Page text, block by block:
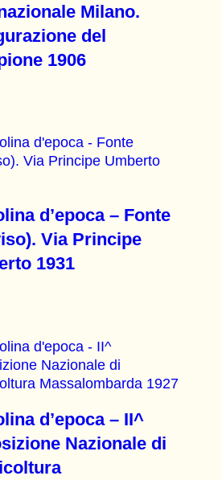
Milano.
del
1906
d’epoca – Fonte
Via Principe
1931
d’epoca – II^
Nazionale di